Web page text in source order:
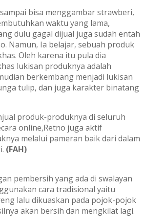
bisa menggambar strawberi,
waktu yang lama,
dulu gagal dijual juga sudah entah
Namun, Ia belajar, sebuah produk
Oleh karena itu pula dia
lukisan produknya adalah
berkembang menjadi lukisan
tulip, dan juga karakter binatang
produk-produknya di seluruh
online,Retno juga aktif
melalui pameran baik dari dalam
(FAH)
pembersih yang ada di swalayan
cara tradisional yaitu
lalu dikuaskan pada pojok-pojok
akan bersih dan mengkilat lagi.